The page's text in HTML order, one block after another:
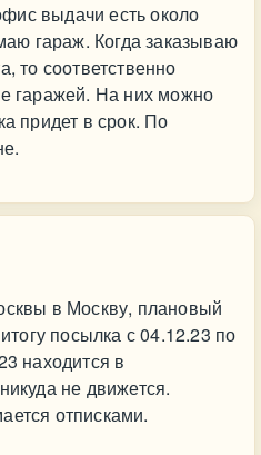
выдачи есть около
гараж. Когда заказываю
то соответственно
гаражей. На них можно
придет в срок. По
в Москву, плановый
посылка с 04.12.23 по
находится в
не движется.
отписками.